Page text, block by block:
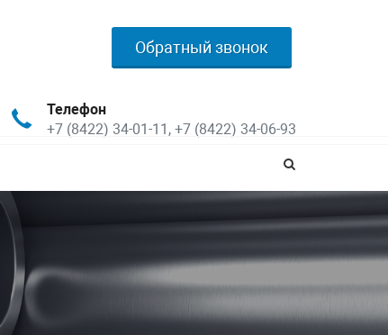
Обратный звонок
Телефон
+7 (8422) 34-01-11, +7 (8422) 34-06-93